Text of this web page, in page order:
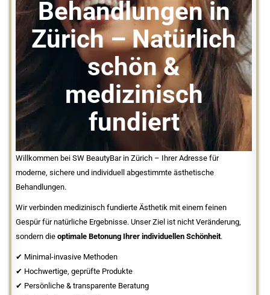
Behandlungen in
Zürich – Natürlich
schön &
medizinisch
fundiert
Willkommen bei SW BeautyBar in Zürich – Ihrer Adresse für
moderne, sichere und individuell abgestimmte ästhetische
Behandlungen.
Wir verbinden medizinisch fundierte Ästhetik mit einem feinen
Gespür für natürliche Ergebnisse. Unser Ziel ist nicht Veränderung,
sondern die optimale Betonung Ihrer individuellen Schönheit.
✔ Minimal-invasive Methoden
✔ Hochwertige, geprüfte Produkte
✔ Persönliche & transparente Beratung